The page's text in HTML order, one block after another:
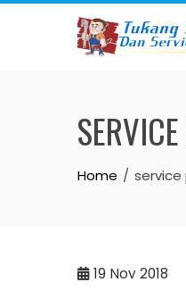
Skip
Home service
19 Nov 2018